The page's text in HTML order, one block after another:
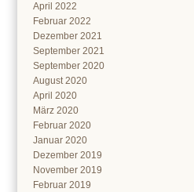
April 2022
Februar 2022
Dezember 2021
September 2021
September 2020
August 2020
April 2020
März 2020
Februar 2020
Januar 2020
Dezember 2019
November 2019
Februar 2019